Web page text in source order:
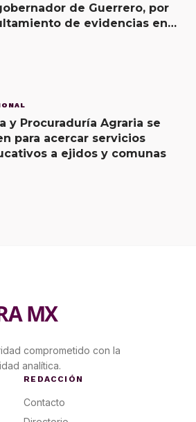
de Guerrero, por
de evidencias en
y Procuraduría Agraria se
para acercar servicios
a ejidos y comunas
MX
comprometido con la
analítica.
REDACCIÓN
Contacto